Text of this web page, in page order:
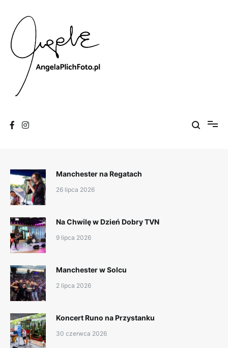
content
Manchester na Regatach
26 lipca 2026
Na Chwilę w Dzień Dobry TVN
9 lipca 2026
Manchester w Solcu
2 lipca 2026
Koncert Runo na Przystanku
30 czerwca 2026